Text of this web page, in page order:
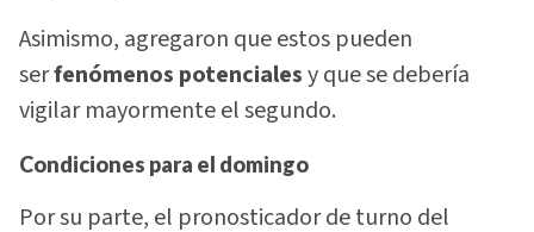
Asimismo, agregaron que estos pueden
serfenómenos potencialesy que se debería
vigilar mayormente el segundo.
Condiciones para el domingo
Por su parte, el pronosticador de turno del